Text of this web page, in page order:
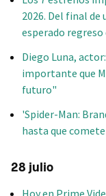
2026. Del final de
esperado regreso
Diego Luna,
importante que
futuro"
'Spider-Man:
hasta que
28 julio